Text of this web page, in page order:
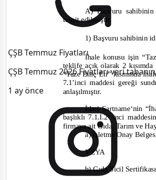
ÇŞB Temmuz Fiyatları
ÇŞB Temmuz 2026 Fiyatları veri
1 ay önce
A)Başvuru sahibinin
tespit edilmiştir.
1) Başvuru sahibinin
İhale konusu işin “
teklife açık olarak 2
“Taze Piliç Eti” kısmında
7.1’inci maddesi gereği
anlaşılmıştır.
İdari Şartname‘nin
başlıklı 7.1.I.2’ inci
firmaya ait Gıda, Tarımve
a) İşletme Onay
VEYA
b) Gıda Sicil